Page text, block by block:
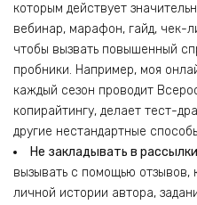
которым действует
вебинар, марафон, гайд, чек-
чтобы вызвать повышенный
пробники. Например, моя
каждый сезон проводит
копирайтингу, делает тест-
другие нестандартные
Не закладывать в
вызывать с помощью отзывов,
личной истории автора,